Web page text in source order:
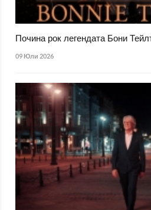
Почина рок легендата Бони
09 Юли 2026